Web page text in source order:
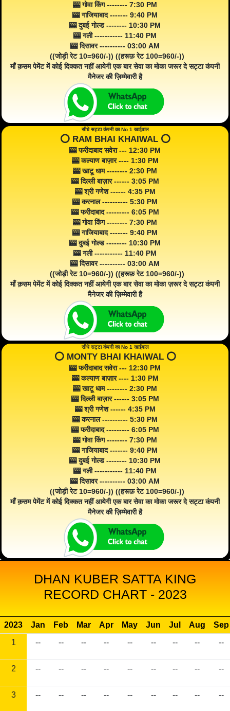
🎰 गोवा किंग -------- 7:30 PM
🎰 गाजियाबाद ------- 9:40 PM
🎰 दुबई गोल्ड -------- 10:30 PM
🎰 गली ----------- 11:40 PM
🎰 दिसावर ---------- 03:00 AM
((जोड़ी रेट 10=960/-)) ((हरूफ़ रेट 100=960/-))
माँ क़सम पेमेंट में कोई दिक्कत नहीं आयेगी एक बार सेवा का मोका जरूर दे सट्टा कंपनी
मैनेजर की ज़िम्मेवारी है
सीधे सट्टा कंपनी का No 1 खाईवाल
⭕️ RAM BHAI KHAIWAL ⭕️
🎰 फरीदाबाद सवेरा --- 12:30 PM
🎰 कल्याण बाज़ार ---- 1:30 PM
🎰 खाटू धाम -------- 2:30 PM
🎰 दिल्ली बाज़ार ------ 3:05 PM
🎰 श्री गणेश ------ 4:35 PM
🎰 करनाल ---------- 5:30 PM
🎰 फरीदाबाद --------- 6:05 PM
🎰 गोवा किंग -------- 7:30 PM
🎰 गाजियाबाद ------- 9:40 PM
🎰 दुबई गोल्ड -------- 10:30 PM
🎰 गली ----------- 11:40 PM
🎰 दिसावर ---------- 03:00 AM
((जोड़ी रेट 10=960/-)) ((हरूफ़ रेट 100=960/-))
माँ क़सम पेमेंट में कोई दिक्कत नहीं आयेगी एक बार सेवा का मोका ज़रूर दे सट्टा कंपनी
मैनेजर की ज़िम्मेवारी है
सीधे सट्टा कंपनी का No 1 खाईवाल
⭕️ MONTY BHAI KHAIWAL ⭕️
🎰 फरीदाबाद सवेरा --- 12:30 PM
🎰 कल्याण बाज़ार ---- 1:30 PM
🎰 खाटू धाम -------- 2:30 PM
🎰 दिल्ली बाज़ार ------ 3:05 PM
🎰 श्री गणेश ------ 4:35 PM
🎰 करनाल ---------- 5:30 PM
🎰 फरीदाबाद --------- 6:05 PM
🎰 गोवा किंग -------- 7:30 PM
🎰 गाजियाबाद ------- 9:40 PM
🎰 दुबई गोल्ड -------- 10:30 PM
🎰 गली ----------- 11:40 PM
🎰 दिसावर ---------- 03:00 AM
((जोड़ी रेट 10=960/-)) ((हरूफ़ रेट 100=960/-))
माँ क़सम पेमेंट में कोई दिक्कत नहीं आयेगी एक बार सेवा का मोका जरूर दे सट्टा कंपनी
मैनेजर की ज़िम्मेवारी है
DHAN KUBER SATTA KING
RECORD CHART - 2023
2023 Jan Feb Mar Apr May Jun Jul Aug
Sep
1
-- -- -- -- -- -- -- -- --
2 -- -- -- -- -- -- -- -- --
3 -- -- -- -- -- -- -- -- --